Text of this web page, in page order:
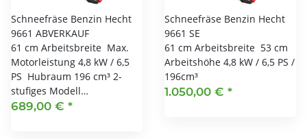
Schneefräse Benzin Hecht
9661 ABVERKAUF
61 cm Arbeitsbreite Max.
Motorleistung 4,8 kW / 6,5
PS Hubraum 196 cm³ 2-
stufiges Modell…
689,00 € *
Schneefräse Benzin Hecht
9661 SE
61 cm Arbeitsbreite 53 cm
Arbeitshöhe 4,8 kW / 6,5 PS /
196cm³
1.050,00 € *